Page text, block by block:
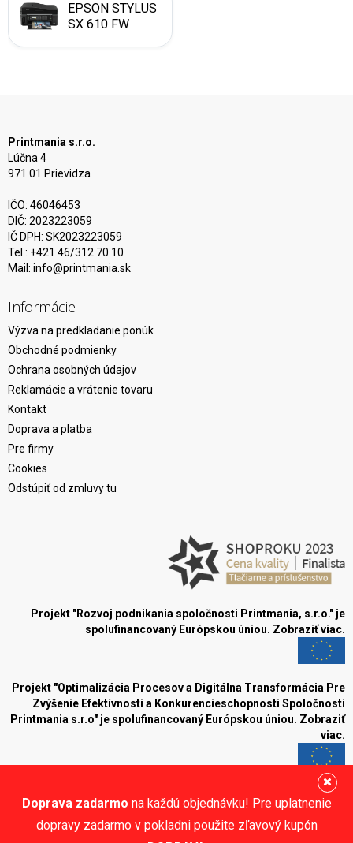
Doprava zadarmo na každú objednávku! Pre uplatnenie
dopravy zadarmo v pokladni použite zľavový kupón
EPSON STYLUS
SX 610 FW
Printmania s.r.o.
Lúčna 4
971 01 Prievidza
IČO: 46046453
DIČ: 2023223059
IČ DPH: SK2023223059
Tel.: +421 46/312 70 10
Mail: info@printmania.sk
Informácie
Výzva na predkladanie ponúk
Obchodné podmienky
Ochrana osobných údajov
Reklamácie a vrátenie tovaru
Kontakt
Doprava a platba
Pre firmy
Cookies
Odstúpiť od zmluvy tu
Projekt "Rozvoj podnikania spoločnosti Printmania, s.r.o." je
spolufinancovaný Európskou úniou. Zobraziť viac.
Projekt "Optimalizácia Procesov a Digitálna Transformácia Pre
Zvýšenie Efektívnosti a Konkurencieschopnosti Spoločnosti
Printmania s.r.o" je spolufinancovaný Európskou úniou. Zobraziť
viac.
Blog